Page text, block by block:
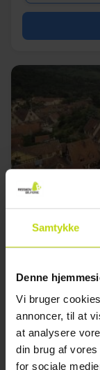
Samtykke
Denne
Vi bruger
annoncer, til at
at analysere
din brug af
for sociale
Smag det
Hotel de
Colmar
Pakke inkl.
2x
2x
2-retters